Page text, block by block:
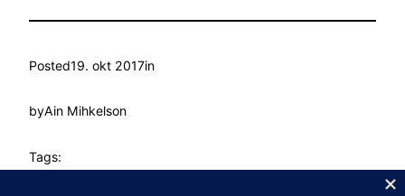
Posted19. okt 2017in
byAin Mihkelson
Tags: